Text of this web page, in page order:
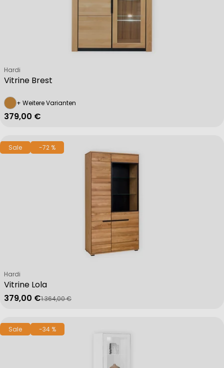
Vitrine Brest
Verkäufer:
Hardi
+ Weitere Varianten
Regulärer Preis
379,00 €
Sale -72 %
Vitrine Lola
Verkäufer:
Hardi
Verkaufspreis
379,00 €
Regulärer Preis
1.364,00 €
Sale -34 %